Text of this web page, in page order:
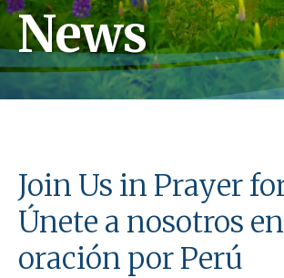
News
Join Us in Prayer
Únete a nosotros
oración por Perú